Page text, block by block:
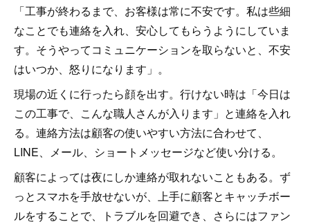
「工事が終わるまで、お客様は常に不安です。私は些細
なことでも連絡を入れ、安心してもらうようにしていま
す。そうやってコミュニケーションを取らないと、不安
はいつか、怒りになります」。
現場の近くに行ったら顔を出す。行けない時は「今日は
この工事で、こんな職人さんが入ります」と連絡を入れ
る。連絡方法は顧客の使いやすい方法に合わせて、
LINE、メール、ショートメッセージなど使い分ける。
顧客によっては夜にしか連絡が取れないこともある。ず
っとスマホを手放せないが、上手に顧客とキャッチボー
ルをすることで、トラブルを回避でき、さらにはファン